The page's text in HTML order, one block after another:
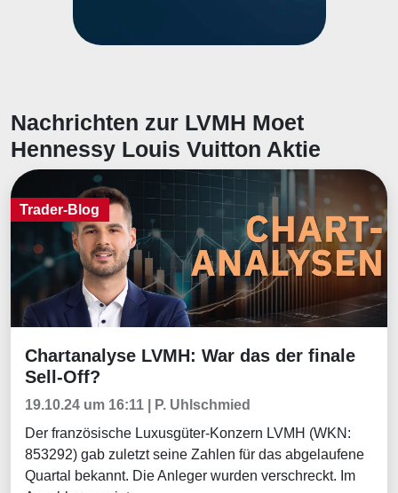
Nachrichten zur LVMH Moet
Hennessy Louis Vuitton Aktie
Trader-Blog
Trader-Blog
Chartanalyse LVMH: War das der finale
Sell-Off?
19.10.24 um 16:11 | P. Uhlschmied
Der französische Luxusgüter-Konzern LVMH (WKN:
853292) gab zuletzt seine Zahlen für das abgelaufene
Quartal bekannt. Die Anleger wurden verschreckt. Im